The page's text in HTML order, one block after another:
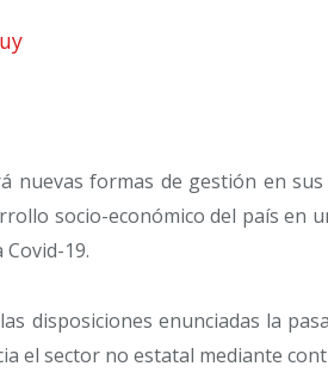
nuevas formas de gestión en
socio-económico del país en
19.
disposiciones enunciadas la
el sector no estatal mediante